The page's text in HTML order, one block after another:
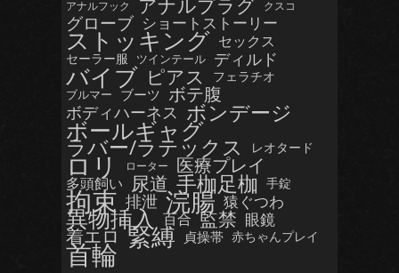
アナルフック クスコ
グローブ ショートストーリー
ストッキング セックス
セーラー服 ツインテール ディルド
バイブ ピアス フェラチオ
ブルマー ブーツ ボテ腹
ボディハーネス ボンデージ
ボールギャグ
ラバー/ラテックス レオタード
ロリ ローター 医療プレイ
多頭飼い 尿道 手枷足枷 手錠
拘束 排泄 浣腸 猿ぐつわ
異物挿入 百合 監禁 眼鏡
着エロ 緊縛 貞操帯 赤ちゃんプレイ
首輪